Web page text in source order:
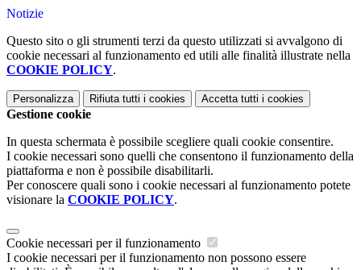
Notizie
Questo sito o gli strumenti terzi da questo utilizzati si avvalgono di
cookie necessari al funzionamento ed utili alle finalità illustrate nella
COOKIE POLICY.
Personalizza Rifiuta tutti i cookies Accetta tutti i cookies
Gestione cookie
In questa schermata è possibile scegliere quali cookie consentire.
I cookie necessari sono quelli che consentono il funzionamento della
piattaforma e non è possibile disabilitarli.
Per conoscere quali sono i cookie necessari al funzionamento potete
visionare la COOKIE POLICY.
Cookie necessari per il funzionamento
I cookie necessari per il funzionamento non possono essere